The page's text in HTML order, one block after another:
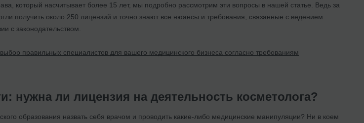
который насчитывает более 15 лет, мы подробно рассмотрим эти вопросы в нашей статье. Ведь за
получить около 250 лицензий и точно знают все нюансы и требования, связанные с ведением
с законодательством.
правильных специалистов для вашего медицинского бизнеса согласно требованиям
нужна ли лицензия на деятельность косметолога?
образования назвать себя врачом и проводить какие-либо медицинские манипуляции? Ни в коем